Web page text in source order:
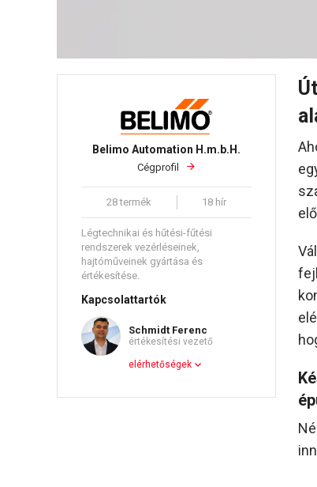
Belimo Automation H.m.b.H.
Cégprofil
28 termék 18 hír
Légtechnikai és hűtési-fűtési
rendszerek vezérléseinek,
hajtóműveinek gyártása és
értékesítése.
Kapcsolattartók
Schmidt Ferenc
értékesítési vezető
elérhetőségek